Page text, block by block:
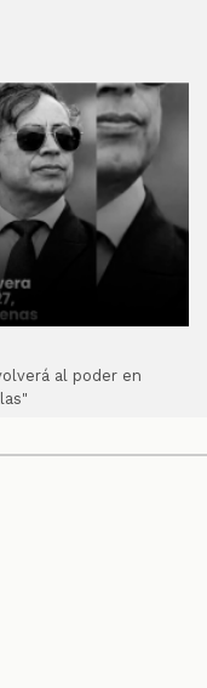
al poder en